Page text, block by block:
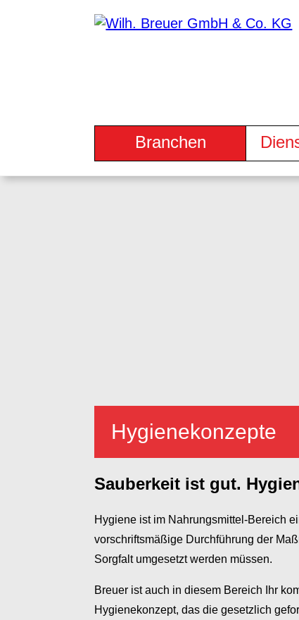
Branchen
Hygienekonzepte
Sauberkeit ist gut.
Hygiene ist im Nahrungsmittel-Bereich
vorschriftsmäßige Durchführung der
Sorgfalt umgesetzt werden müssen.
Breuer ist auch in diesem Bereich Ihr
Hygienekonzept, das die gesetzlich